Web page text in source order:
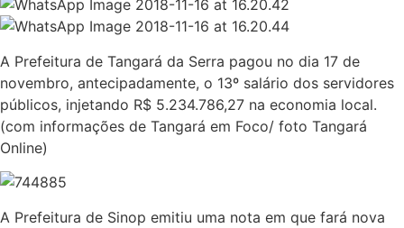
A Prefeitura de Tangará da Serra pagou no dia 17 de
novembro, antecipadamente, o 13º salário dos servidores
públicos, injetando R$ 5.234.786,27 na economia local.
(com informações de Tangará em Foco/ foto Tangará
Online)
A Prefeitura de Sinop emitiu uma nota em que fará nova